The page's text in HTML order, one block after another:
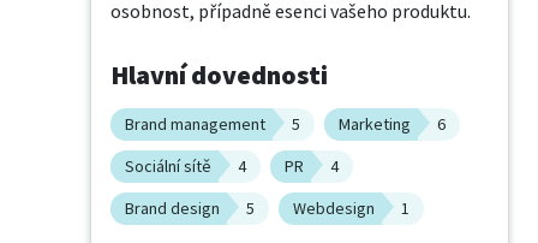
osobnost, případně esenci vašeho produktu.
Hlavní dovednosti
Brand management 5 Marketing
6
Sociální sítě
4 PR
4
Brand design
5 Webdesign 1